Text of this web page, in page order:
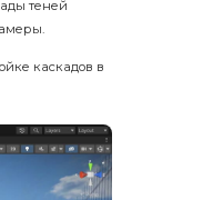
теней
каскадов в